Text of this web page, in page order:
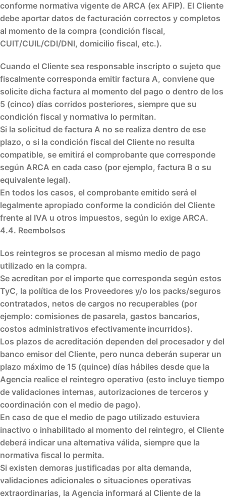
conforme normativa vigente de ARCA (ex AFIP). El Cliente
debe aportar datos de facturación correctos y completos
al momento de la compra (condición fiscal,
CUIT/CUIL/CDI/DNI, domicilio fiscal, etc.).
Cuando el Cliente sea responsable inscripto o sujeto que
fiscalmente corresponda emitir factura A, conviene que
solicite dicha factura al momento del pago o dentro de los
5 (cinco) días corridos posteriores, siempre que su
condición fiscal y normativa lo permitan.
Si la solicitud de factura A no se realiza dentro de ese
plazo, o si la condición fiscal del Cliente no resulta
compatible, se emitirá el comprobante que corresponde
según ARCA en cada caso (por ejemplo, factura B o su
equivalente legal).
En todos los casos, el comprobante emitido será el
legalmente apropiado conforme la condición del Cliente
frente al IVA u otros impuestos, según lo exige ARCA.
4.4. Reembolsos
Los reintegros se procesan al mismo medio de pago
utilizado en la compra.
Se acreditan por el importe que corresponda según estos
TyC, la política de los Proveedores y/o los packs/seguros
contratados, netos de cargos no recuperables (por
ejemplo: comisiones de pasarela, gastos bancarios,
costos administrativos efectivamente incurridos).
Los plazos de acreditación dependen del procesador y del
banco emisor del Cliente, pero nunca deberán superar un
plazo máximo de 15 (quince) días hábiles desde que la
Agencia realice el reintegro operativo (esto incluye tiempo
de validaciones internas, autorizaciones de terceros y
coordinación con el medio de pago).
En caso de que el medio de pago utilizado estuviera
inactivo o inhabilitado al momento del reintegro, el Cliente
deberá indicar una alternativa válida, siempre que la
normativa fiscal lo permita.
Si existen demoras justificadas por alta demanda,
validaciones adicionales o situaciones operativas
extraordinarias, la Agencia informará al Cliente de la